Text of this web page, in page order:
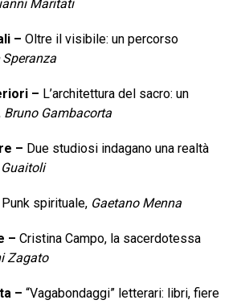
Maritati
– Oltre il visibile: un percorso
– L’architettura del sacro: un
Bruno Gambacorta
– Due studiosi indagano una realtà
Punk spirituale, Gaetano Menna
– Cristina Campo, la sacerdotessa
Zagato
– “Vagabondaggi” letterari: libri, fiere